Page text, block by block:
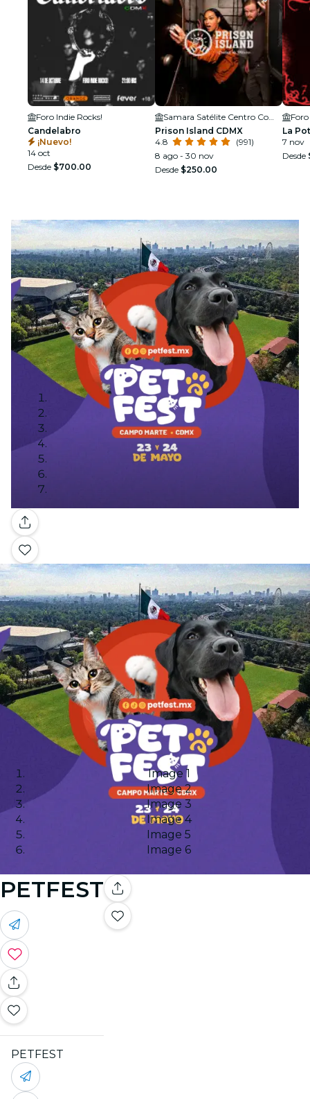
Foro Indie Rocks!
Candelabro
¡Nuevo!
14 oct
Desde $700.00
Prison Island CDMX
4.8
(991)
8 ago - 30 nov
Desde $250.00
La
7 nov
Desde
Galería
Image 1
Image 2
Image 3
Image 4
Image 5
Image 6
PETFEST
PETFEST